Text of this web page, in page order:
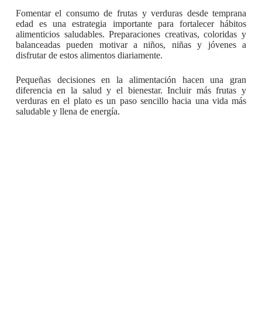
Fomentar el consumo de frutas y verduras desde temprana
edad es una estrategia importante para fortalecer hábitos
alimenticios saludables. Preparaciones creativas, coloridas y
balanceadas pueden motivar a niños, niñas y jóvenes a
disfrutar de estos alimentos diariamente.
Pequeñas decisiones en la alimentación hacen una gran
diferencia en la salud y el bienestar. Incluir más frutas y
verduras en el plato es un paso sencillo hacia una vida más
saludable y llena de energía.